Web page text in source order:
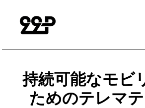
持続可能なモビ
ためのテレマ